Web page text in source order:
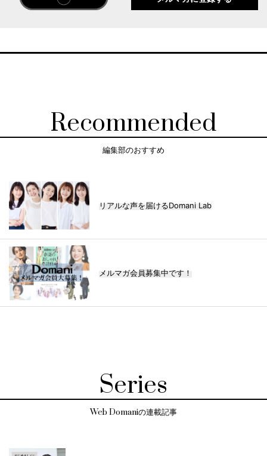
Recommended
編集部のおすすめ
リアルな声を届けるDomani Lab
メルマガ会員募集中です！
Series
Web Domaniの連載記事